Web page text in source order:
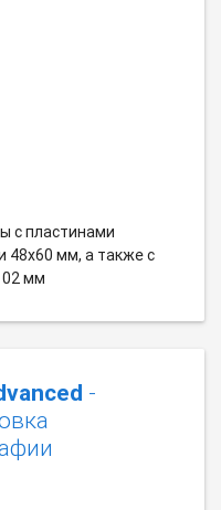
с пластинами
48х60 мм, а также c
мм
-